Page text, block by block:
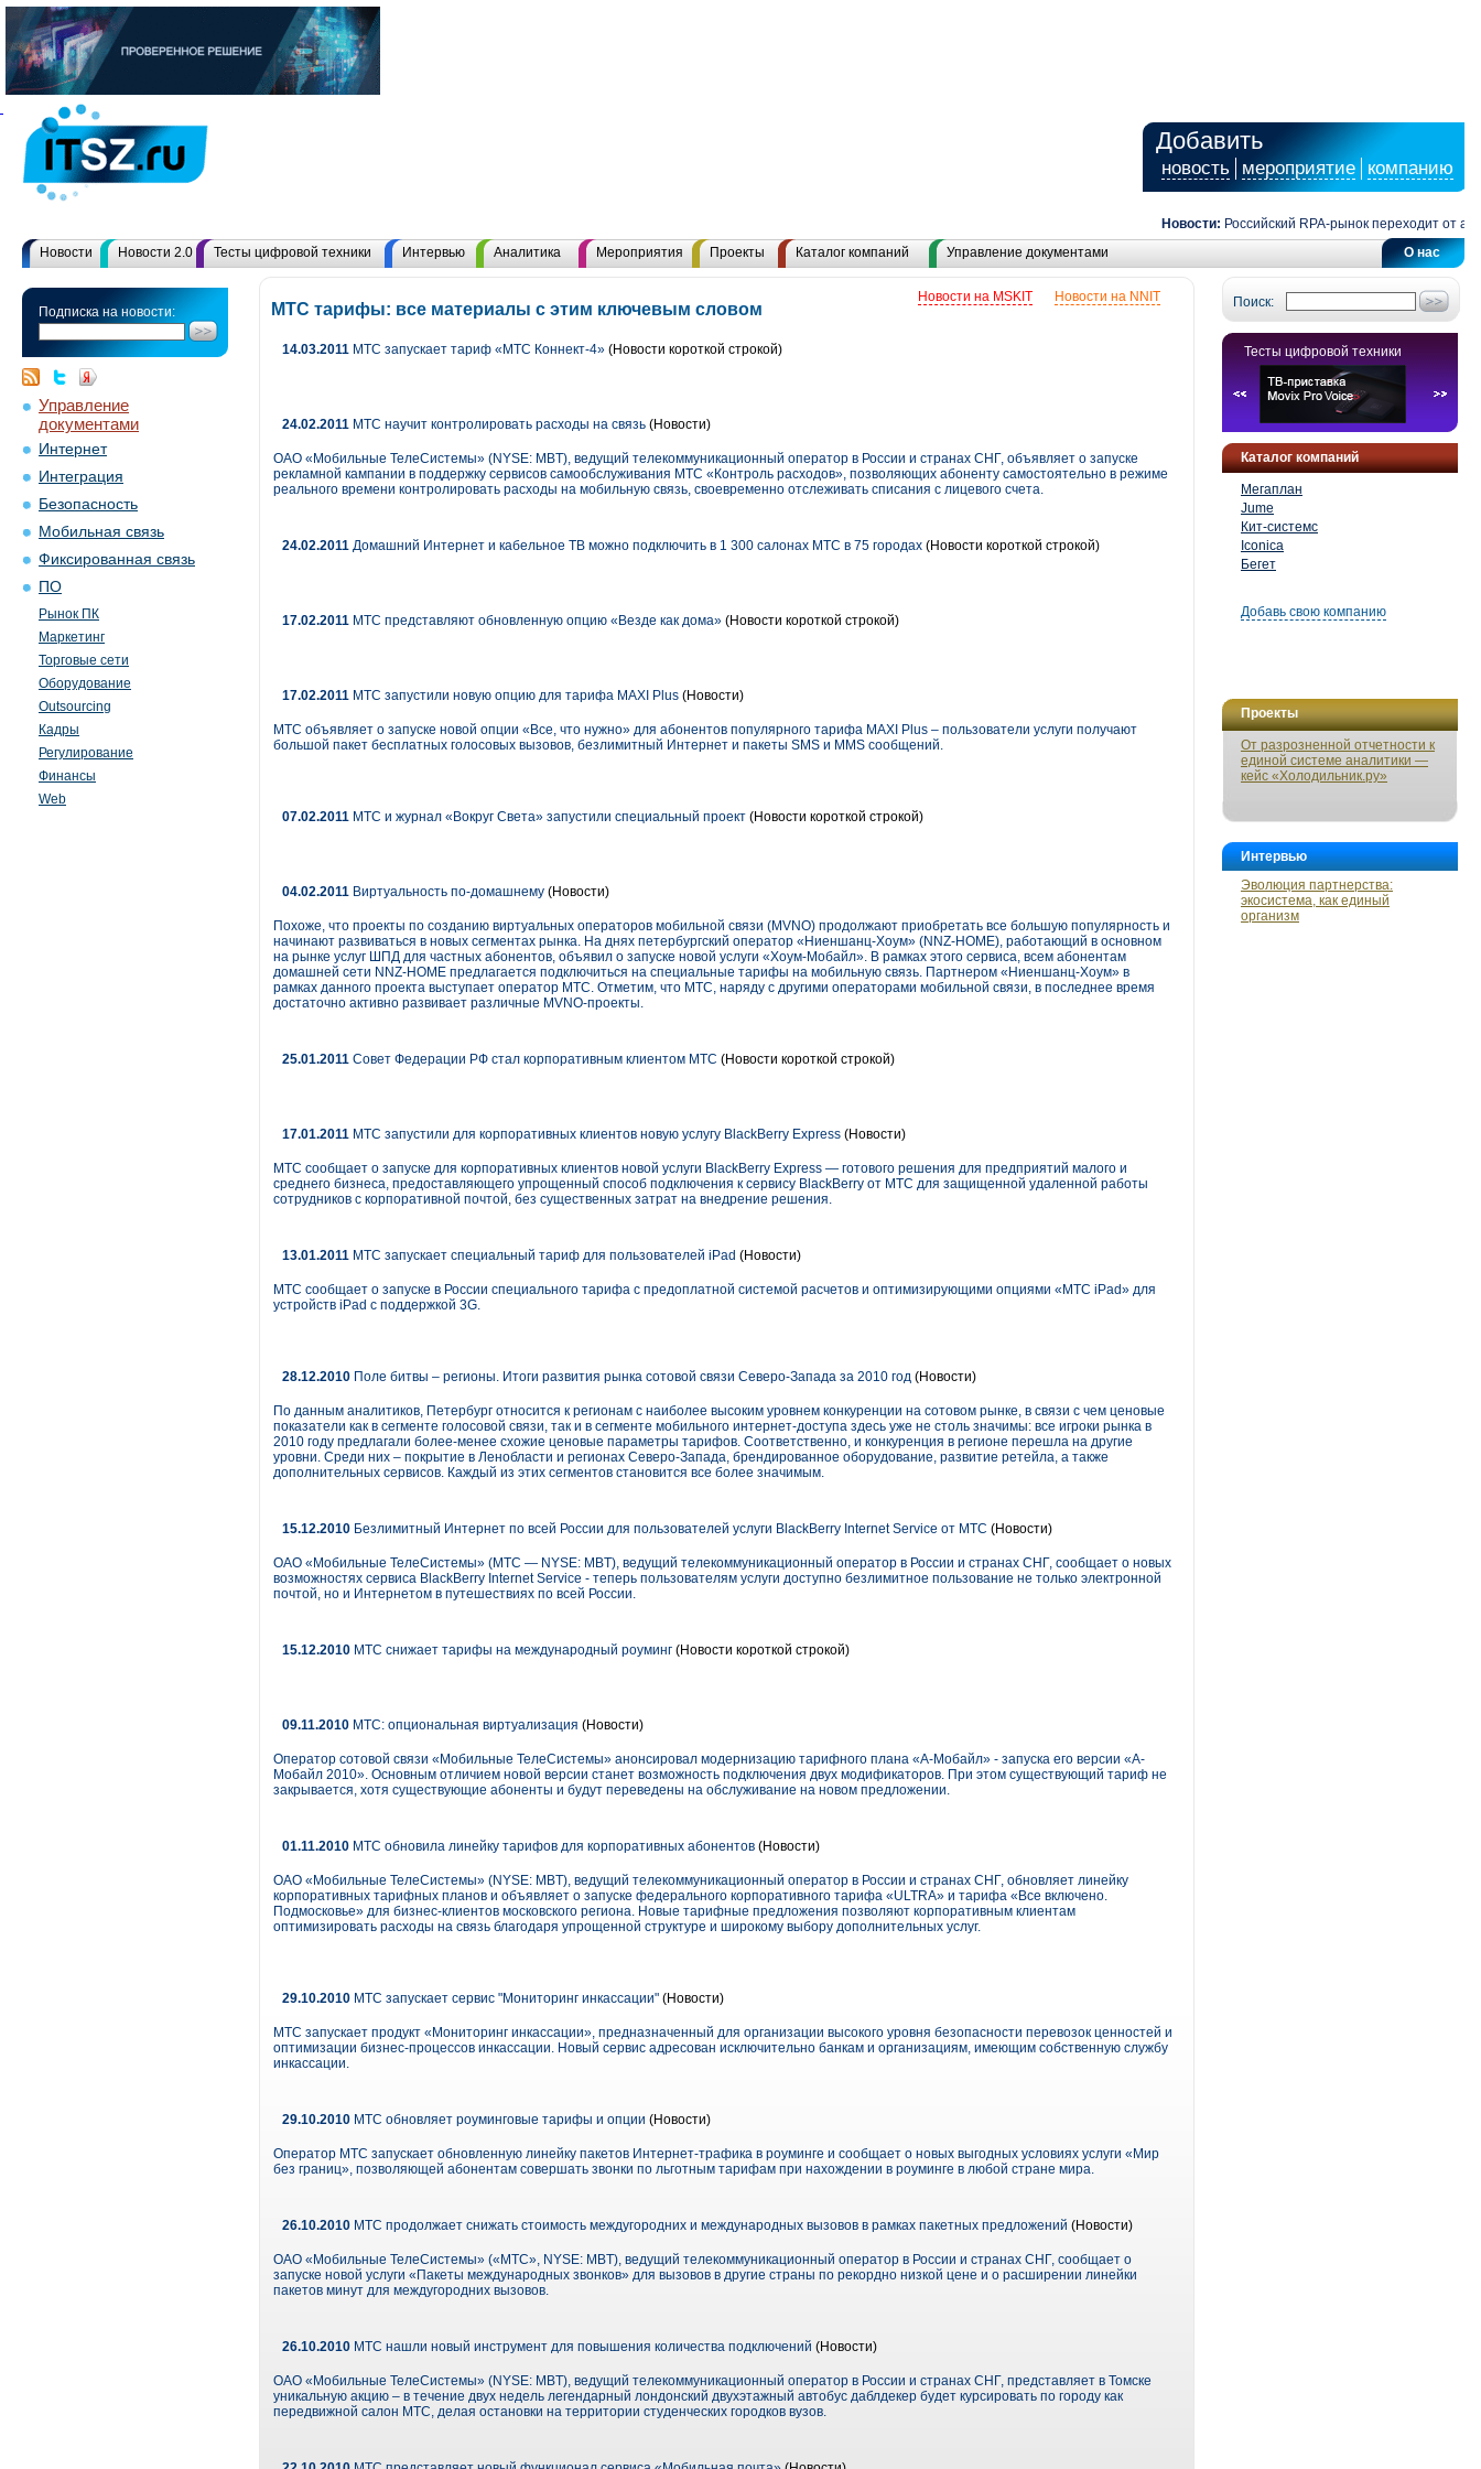
Добавить
новость мероприятие компанию
Новости: Российский RPA-рынок переходит от
О нас
Новости Новости 2.0 Тесты цифровой техники Интервью Аналитика Мероприятия Проекты Каталог компаний Управление документами
Подписка на новости:
Управление
документами
Интернет
Интеграция
Безопасность
Мобильная связь
Фиксированная связь
ПО
Рынок ПК
Маркетинг
Торговые сети
Оборудование
Outsourcing
Кадры
Регулирование
Финансы
Web
Поиск:
Тесты цифровой техники
Каталог компаний
Мегаплан
Jume
Кит-системс
Iconica
Бегет
Добавь свою компанию
Проекты
От разрозненной отчетности к
единой системе аналитики —
кейс «Холодильник.ру»
Интервью
Эволюция партнерства:
экосистема, как единый
организм
Новости на NNIT
Новости на MSKIT
МТС тарифы: все материалы с этим ключевым словом
14.03.2011 МТС запускает тариф «МТС Коннект-4» (Новости короткой строкой)
24.02.2011 МТС научит контролировать расходы на связь (Новости)
ОАО «Мобильные ТелеСистемы» (NYSE: MBT), ведущий телекоммуникационный оператор в России и странах СНГ, объявляет о запуске
рекламной кампании в поддержку сервисов самообслуживания МТС «Контроль расходов», позволяющих абоненту самостоятельно в режиме
реального времени контролировать расходы на мобильную связь, своевременно отслеживать списания с лицевого счета.
24.02.2011 Домашний Интернет и кабельное ТВ можно подключить в 1 300 салонах МТС в 75 городах (Новости короткой строкой)
17.02.2011 МТС представляют обновленную опцию «Везде как дома» (Новости короткой строкой)
17.02.2011 МТС запустили новую опцию для тарифа MAXI Plus (Новости)
МТС объявляет о запуске новой опции «Все, что нужно» для абонентов популярного тарифа MAXI Plus – пользователи услуги получают
большой пакет бесплатных голосовых вызовов, безлимитный Интернет и пакеты SMS и MMS сообщений.
07.02.2011 МТС и журнал «Вокруг Света» запустили специальный проект (Новости короткой строкой)
04.02.2011 Виртуальность по-домашнему (Новости)
Похоже, что проекты по созданию виртуальных операторов мобильной связи (MVNO) продолжают приобретать все большую популярность и
начинают развиваться в новых сегментах рынка. На днях петербургский оператор «Ниеншанц-Хоум» (NNZ-HOME), работающий в основном
на рынке услуг ШПД для частных абонентов, объявил о запуске новой услуги «Хоум-Мобайл». В рамках этого сервиса, всем абонентам
домашней сети NNZ-HOME предлагается подключиться на специальные тарифы на мобильную связь. Партнером «Ниеншанц-Хоум» в
рамках данного проекта выступает оператор МТС. Отметим, что МТС, наряду с другими операторами мобильной связи, в последнее время
достаточно активно развивает различные MVNO-проекты.
25.01.2011 Совет Федерации РФ стал корпоративным клиентом МТС (Новости короткой строкой)
17.01.2011 МТС запустили для корпоративных клиентов новую услугу BlackBerry Express (Новости)
МТС сообщает о запуске для корпоративных клиентов новой услуги BlackBerry Express — готового решения для предприятий малого и
среднего бизнеса, предоставляющего упрощенный способ подключения к сервису BlackBerry от МТС для защищенной удаленной работы
сотрудников с корпоративной почтой, без существенных затрат на внедрение решения.
13.01.2011 МТС запускает специальный тариф для пользователей iPad (Новости)
МТС сообщает о запуске в России специального тарифа с предоплатной системой расчетов и оптимизирующими опциями «МТС iPad» для
устройств iPad с поддержкой 3G.
28.12.2010 Поле битвы – регионы. Итоги развития рынка сотовой связи Северо-Запада за 2010 год (Новости)
По данным аналитиков, Петербург относится к регионам с наиболее высоким уровнем конкуренции на сотовом рынке, в связи с чем ценовые
показатели как в сегменте голосовой связи, так и в сегменте мобильного интернет-доступа здесь уже не столь значимы: все игроки рынка в
2010 году предлагали более-менее схожие ценовые параметры тарифов. Соответственно, и конкуренция в регионе перешла на другие
уровни. Среди них – покрытие в Ленобласти и регионах Северо-Запада, брендированное оборудование, развитие ретейла, а также
дополнительных сервисов. Каждый из этих сегментов становится все более значимым.
15.12.2010 Безлимитный Интернет по всей России для пользователей услуги BlackBerry Internet Service от МТС (Новости)
ОАО «Мобильные ТелеСистемы» (МТС — NYSE: MBT), ведущий телекоммуникационный оператор в России и странах СНГ, сообщает о новых
возможностях сервиса BlackBerry Internet Service - теперь пользователям услуги доступно безлимитное пользование не только электронной
почтой, но и Интернетом в путешествиях по всей России.
15.12.2010 МТС снижает тарифы на международный роуминг (Новости короткой строкой)
09.11.2010 МТС: опциональная виртуализация (Новости)
Оператор сотовой связи «Мобильные ТелеСистемы» анонсировал модернизацию тарифного плана «А-Мобайл» - запуска его версии «А-
Мобайл 2010». Основным отличием новой версии станет возможность подключения двух модификаторов. При этом существующий тариф не
закрывается, хотя существующие абоненты и будут переведены на обслуживание на новом предложении.
01.11.2010 МТС обновила линейку тарифов для корпоративных абонентов (Новости)
ОАО «Мобильные ТелеСистемы» (NYSE: MBT), ведущий телекоммуникационный оператор в России и странах СНГ, обновляет линейку
корпоративных тарифных планов и объявляет о запуске федерального корпоративного тарифа «ULTRA» и тарифа «Все включено.
Подмосковье» для бизнес-клиентов московского региона. Новые тарифные предложения позволяют корпоративным клиентам
оптимизировать расходы на связь благодаря упрощенной структуре и широкому выбору дополнительных услуг.
29.10.2010 МТС запускает сервис "Мониторинг инкассации" (Новости)
МТС запускает продукт «Мониторинг инкассации», предназначенный для организации высокого уровня безопасности перевозок ценностей и
оптимизации бизнес-процессов инкассации. Новый сервис адресован исключительно банкам и организациям, имеющим собственную службу
инкассации.
29.10.2010 МТС обновляет роуминговые тарифы и опции (Новости)
Оператор МТС запускает обновленную линейку пакетов Интернет-трафика в роуминге и сообщает о новых выгодных условиях услуги «Мир
без границ», позволяющей абонентам совершать звонки по льготным тарифам при нахождении в роуминге в любой стране мира.
26.10.2010 МТС продолжает снижать стоимость междугородних и международных вызовов в рамках пакетных предложений (Новости)
ОАО «Мобильные ТелеСистемы» («МТС», NYSE: MBT), ведущий телекоммуникационный оператор в России и странах СНГ, сообщает о
запуске новой услуги «Пакеты международных звонков» для вызовов в другие страны по рекордно низкой цене и о расширении линейки
пакетов минут для междугородних вызовов.
26.10.2010 МТС нашли новый инструмент для повышения количества подключений (Новости)
ОАО «Мобильные ТелеСистемы» (NYSE: MBT), ведущий телекоммуникационный оператор в России и странах СНГ, представляет в Томске
уникальную акцию – в течение двух недель легендарный лондонский двухэтажный автобус даблдекер будет курсировать по городу как
передвижной салон МТС, делая остановки на территории студенческих городков вузов.